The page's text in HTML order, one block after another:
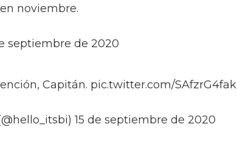
noviembre.
septiembre de 2020
Capitán. pic.twitter.com/SAfzrG4fak
15 de septiembre de 2020